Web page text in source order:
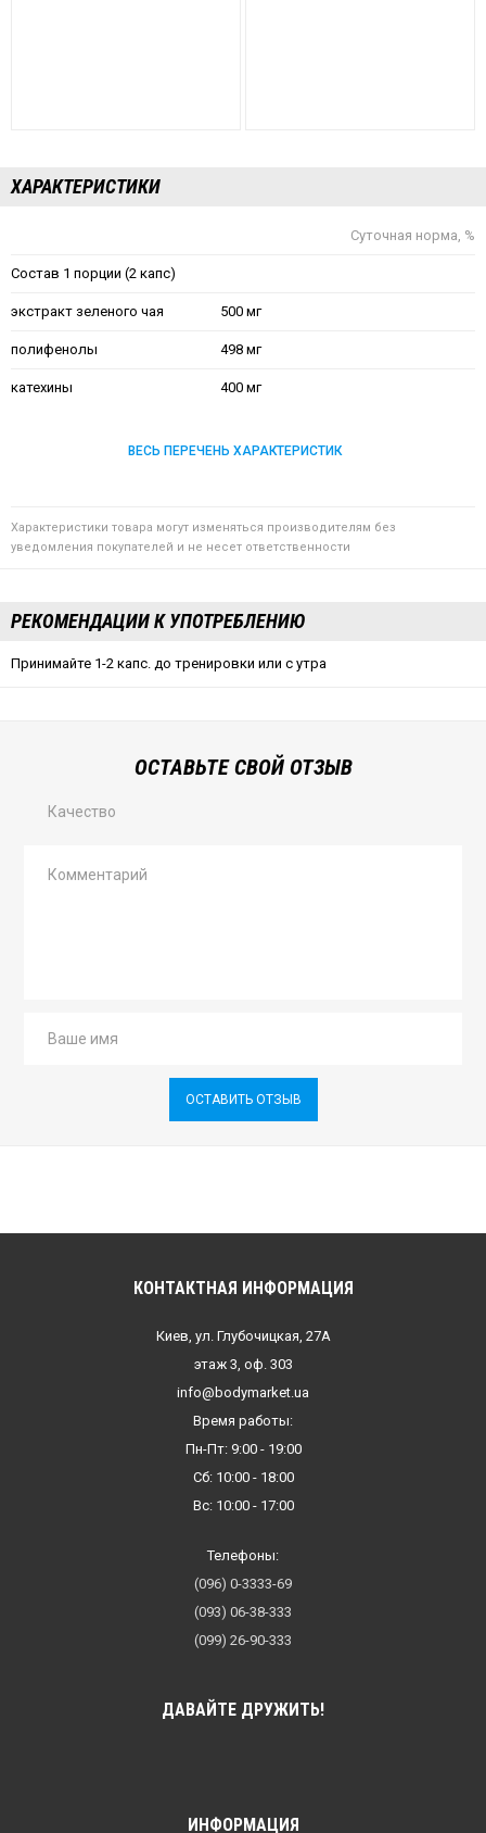
ХАРАКТЕРИСТИКИ
Суточная норма, %
Состав 1 порции (2 капс)
экстракт зеленого чая 500 мг
полифенолы 498 мг
катехины 400 мг
ВЕСЬ ПЕРЕЧЕНЬ ХАРАКТЕРИСТИК
Характеристики товара могут изменяться производителям без
уведомления покупателей и не несет ответственности
РЕКОМЕНДАЦИИ К УПОТРЕБЛЕНИЮ
Принимайте 1-2 капс. до тренировки или с утра
ОСТАВЬТЕ СВОЙ ОТЗЫВ
Качество
ОСТАВИТЬ ОТЗЫВ
КОНТАКТНАЯ ИНФОРМАЦИЯ
Киев, ул. Глубочицкая, 27А
этаж 3, оф. 303
info@bodymarket.ua
Время работы:
Пн-Пт: 9:00 - 19:00
Сб: 10:00 - 18:00
Вс: 10:00 - 17:00
Телефоны:
(096) 0-3333-69
(093) 06-38-333
(099) 26-90-333
ДАВАЙТЕ ДРУЖИТЬ!
ИНФОРМАЦИЯ